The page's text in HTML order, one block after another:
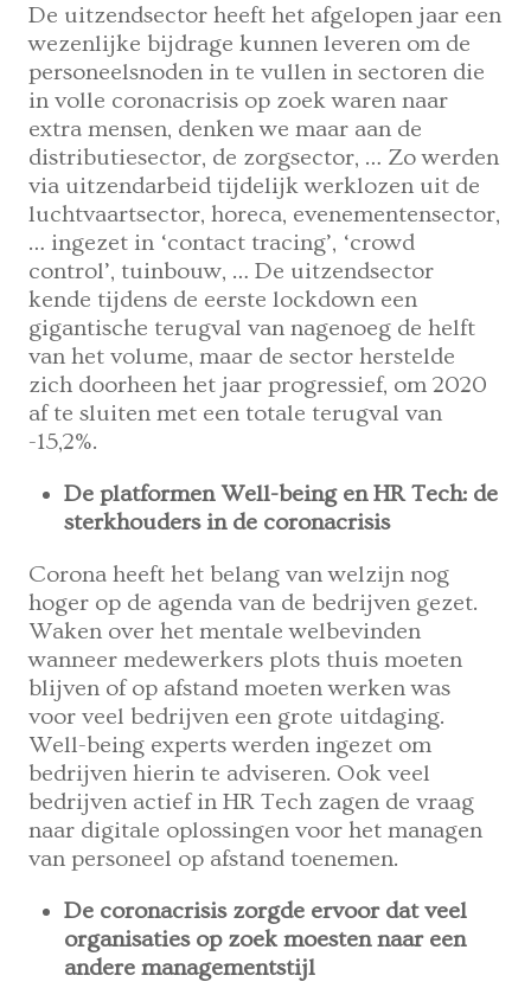
De uitzendsector heeft het afgelopen jaar een
wezenlijke bijdrage kunnen leveren om de
personeelsnoden in te vullen in sectoren die
in volle coronacrisis op zoek waren naar
extra mensen, denken we maar aan de
distributiesector, de zorgsector, … Zo werden
via uitzendarbeid tijdelijk werklozen uit de
luchtvaartsector, horeca, evenementensector,
… ingezet in ‘contact tracing’, ‘crowd
control’, tuinbouw, … De uitzendsector
kende tijdens de eerste lockdown een
gigantische terugval van nagenoeg de helft
van het volume, maar de sector herstelde
zich doorheen het jaar progressief, om 2020
af te sluiten met een totale terugval van
-15,2%.
De platformen Well-being en HR Tech: de
sterkhouders in de coronacrisis
Corona heeft het belang van welzijn nog
hoger op de agenda van de bedrijven gezet.
Waken over het mentale welbevinden
wanneer medewerkers plots thuis moeten
blijven of op afstand moeten werken was
voor veel bedrijven een grote uitdaging.
Well-being experts werden ingezet om
bedrijven hierin te adviseren. Ook veel
bedrijven actief in HR Tech zagen de vraag
naar digitale oplossingen voor het managen
van personeel op afstand toenemen.
De coronacrisis zorgde ervoor dat veel
organisaties op zoek moesten naar een
andere managementstijl